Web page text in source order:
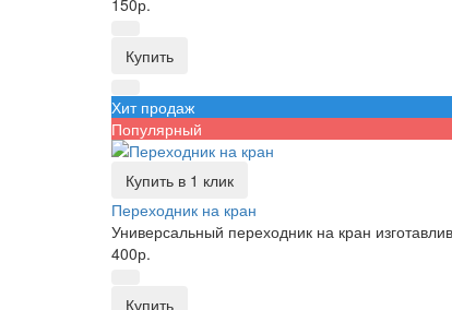
Купить
Хит продаж
Популярный
Купить в 1 клик
Переходник на кран
Универсальный переходник на кран
400р.
Купить